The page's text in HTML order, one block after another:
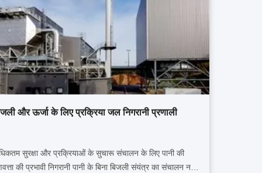
और ऊर्जा के लिए प्रक्रिया जल निगरानी प्रणाली
सुरक्षा और प्रक्रियाओं के सुचारू संचालन के लिए पानी की
की प्रभावी निगरानी पानी के बिना बिजली संयंत्र का संचालन नहीं